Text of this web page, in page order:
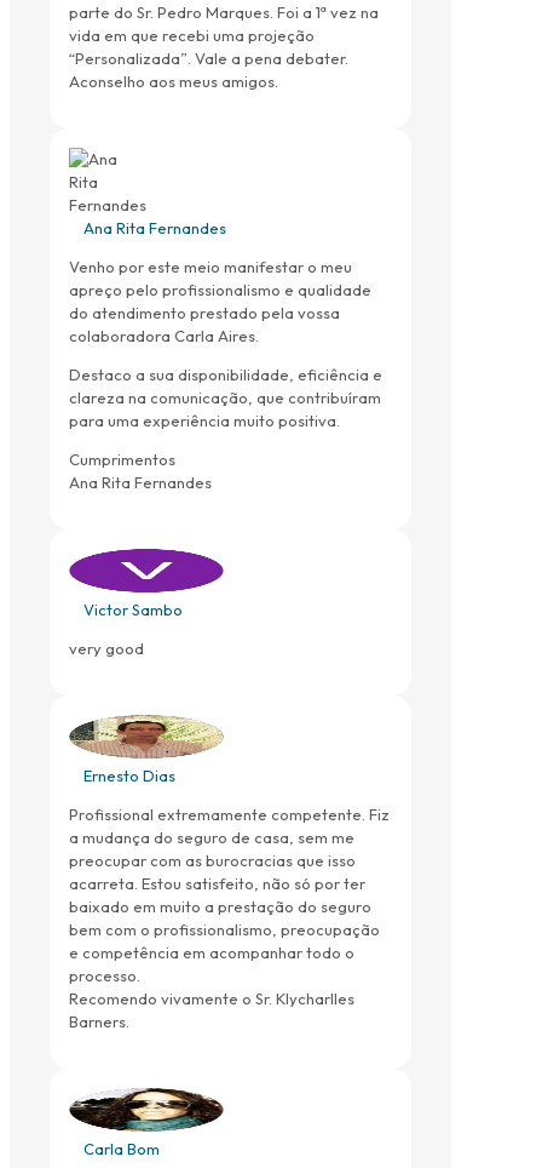
parte do Sr. Pedro Marques. Foi a 1ª vez na
vida em que recebi uma projeção
“Personalizada”. Vale a pena debater.
Aconselho aos meus amigos.
Ana Rita Fernandes
Venho por este meio manifestar o meu
apreço pelo profissionalismo e qualidade
do atendimento prestado pela vossa
colaboradora Carla Aires.
Destaco a sua disponibilidade, eficiência e
clareza na comunicação, que contribuíram
para uma experiência muito positiva.
Cumprimentos
Ana Rita Fernandes
Victor Sambo
very good
Ernesto Dias
Profissional extremamente competente. Fiz
a mudança do seguro de casa, sem me
preocupar com as burocracias que isso
acarreta. Estou satisfeito, não só por ter
baixado em muito a prestação do seguro
bem com o profissionalismo, preocupação
e competência em acompanhar todo o
processo.
Recomendo vivamente o Sr. Klycharlles
Barners.
Carla Bom